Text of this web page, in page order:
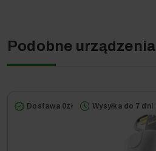
Podobne urządzenia
Dostawa 0zł Wysyłka do 7 dni